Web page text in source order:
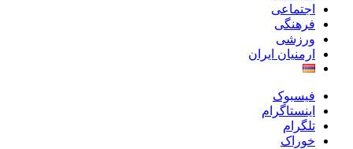
اجتماعی
فرهنگی
ورزشی
ارمنیان ایران
فیسبوک
اینستاگرام
تلگرام
خوراک